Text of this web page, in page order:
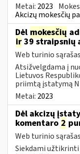
Metai: 2023
Akcizų mokesčių
Dėl mokesčių
ir 39 straipsnių
Web turinio sąrašas
Atsižvelgdama į
Lietuvos
priimtą įstatymą
Metai: 2023
Dėl akcizų
komentaro 2
Web turinio sąrašas
Siekdami užtikrinti